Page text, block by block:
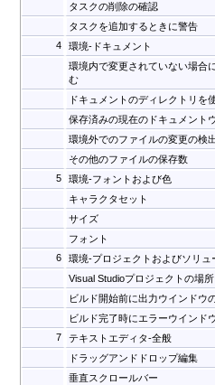
タスクの削除の確認
タスクを追加するときに警告
4
環境-ドキュメント
環境内で変更されていない場合
む
ドキュメントのディレクトリを
保存済みの現在のドキュメント
環境外でのファイルの変更の検
その他のファイルの保存数
5
環境-フォントおよび色
キャラクタセット
サイズ
フォント
6
環境-プロジェクトおよびソリュ
Visual Studioプロジェクトの場所
ビルド開始前に出力ウインドウ
ビルド完了時にエラーウインド
7
テキストエディタ-全般
ドラッグアンドドロップ編集
垂直スクロールバー